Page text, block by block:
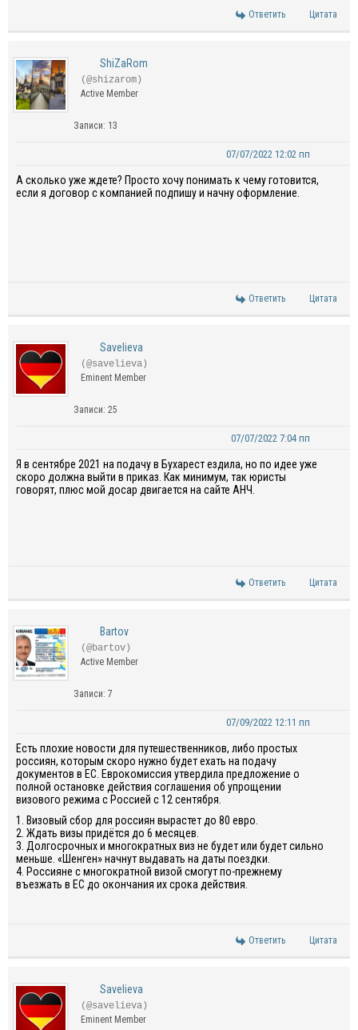
Ответить Цитата
ShiZaRom
(@shizarom)
Active Member
Записи: 13
07/07/2022 12:02 пп
А сколько уже ждете? Просто хочу понимать к чему готовится,
если я договор с компанией подпишу и начну оформление.
Ответить Цитата
Savelieva
(@savelieva)
Eminent Member
Записи: 25
07/07/2022 7:04 пп
Я в сентябре 2021 на подачу в Бухарест ездила, но по идее уже
скоро должна выйти в приказ. Как минимум, так юристы
говорят, плюс мой досар двигается на сайте АНЧ.
Ответить Цитата
Bartov
(@bartov)
Active Member
Записи: 7
07/09/2022 12:11 пп
Есть плохие новости для путешественников, либо простых
россиян, которым скоро нужно будет ехать на подачу
документов в ЕС. Еврокомиссия утвердила предложение о
полной остановке действия соглашения об упрощении
визового режима с Россией с 12 сентября.
1. Визовый сбор для россиян вырастет до 80 евро.
2. Ждать визы придётся до 6 месяцев.
3. Долгосрочных и многократных виз не будет или будет сильно
меньше. «Шенген» начнут выдавать на даты поездки.
4. Россияне с многократной визой смогут по-прежнему
въезжать в ЕС до окончания их срока действия.
Ответить Цитата
Savelieva
(@savelieva)
Eminent Member